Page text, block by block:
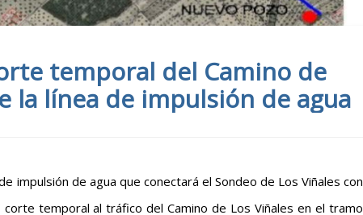
temporal del Camino de
la línea de impulsión de agua
impulsión de agua que conectará el Sondeo de Los Viñales con
temporal al tráfico del Camino de Los Viñales en el tramo